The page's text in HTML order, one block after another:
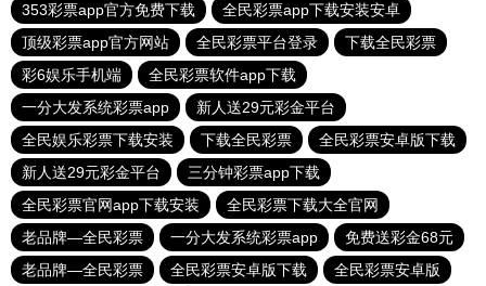
353彩票app官方免费下载
全民彩票app下载安装安卓
顶级彩票app官方网站
全民彩票平台登录
下载全民彩票
彩6娱乐手机端
全民彩票软件app下载
一分大发系统彩票app
新人送29元彩金平台
全民娱乐彩票下载安装
下载全民彩票
全民彩票安卓版下载
新人送29元彩金平台
三分钟彩票app下载
全民彩票官网app下载安装
全民彩票下载大全官网
老品牌—全民彩票
一分大发系统彩票app
免费送彩金68元
老品牌—全民彩票
全民彩票安卓版下载
全民彩票安卓版